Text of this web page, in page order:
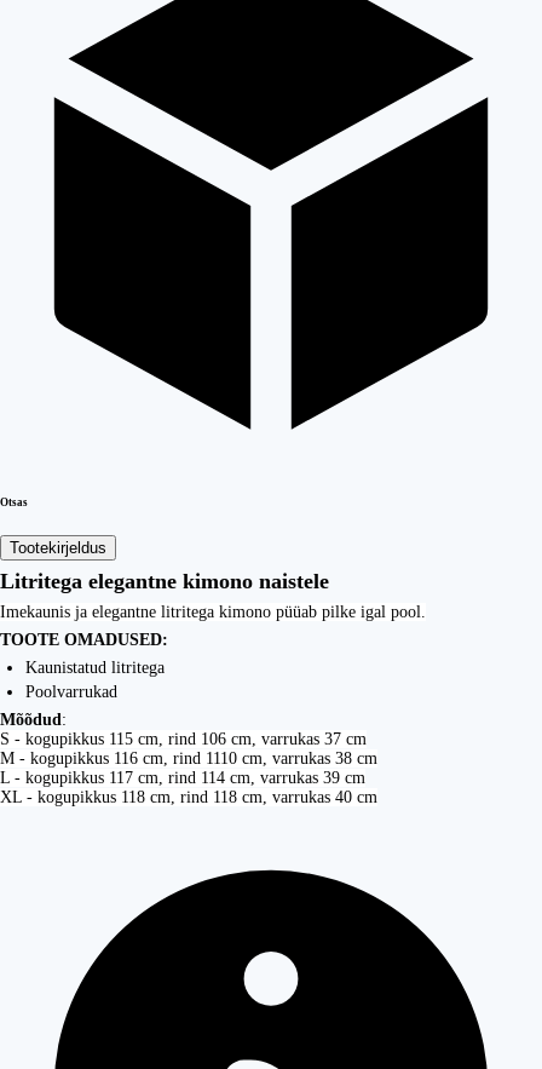
Otsas
Tootekirjeldus
Litritega elegantne kimono naistele
Imekaunis ja elegantne litritega kimono püüab pilke igal pool.
TOOTE OMADUSED:
Kaunistatud litritega
Poolvarrukad
Mõõdud :
S - kogupikkus 115 cm, rind 106 cm, varrukas 37 cm
M - kogupikkus 116 cm, rind 1110 cm, varrukas 38 cm
L - kogupikkus 117 cm, rind 114 cm, varrukas 39 cm
XL - kogupikkus 118 cm, rind 118 cm, varrukas 40 cm